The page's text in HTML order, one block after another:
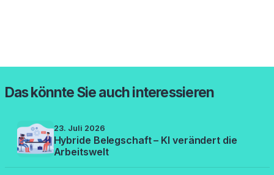
Das könnte Sie auch interessieren
23. Juli 2026
Hybride Belegschaft – KI verändert die
Arbeitswelt